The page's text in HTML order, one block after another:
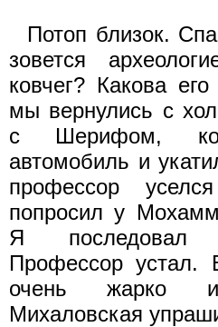
Потоп близок.
зовется
ковчег? Какова
мы вернулись с
с Шерифом,
автомобиль и
профессор
попросил у
Я последовал
Профессор
очень жарко
Михаловская